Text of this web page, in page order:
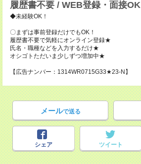
履歴書不要 / WEB登録・面接OK
◆未経験OK！
〇まずは事前登録だけでもOK！
履歴書不要で気軽にオンライン登録★
氏名・職種などを入力するだけ★
オシゴトただいま少しずつ増加中★
【広告ナンバー：1314WR0715G33★23-N】
メールで送る
シェア ツイート